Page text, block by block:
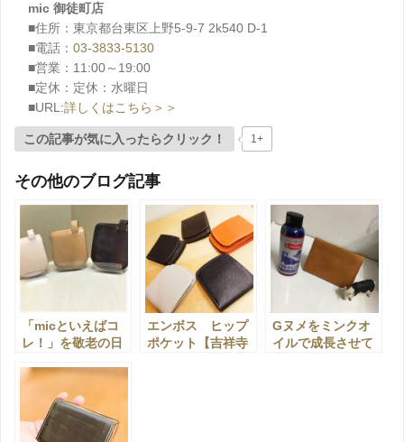
mic 御徒町店
■住所：東京都台東区上野5-9-7 2k540 D-1
■電話： 03-3833-5130
■営業：11:00～19:00
■定休：定休：水曜日
■URL:詳しくはこちら＞＞
この記事が気に入ったらクリック！ 1+
その他のブログ記事
「micといえばコ
レ！」を敬老の日
エンボス ヒップ
ポケット【吉祥寺
Gヌメをミンクオ
イルで成長させて